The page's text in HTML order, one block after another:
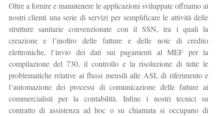
Oltre a fornire e manutenere le applicazioni sviluppate offriamo ai
nostri clienti una serie di servizi per semplificare le attività delle
strutture sanitarie convenzionate con il SSN, tra i quali la
creazione e l’inoltro delle fatture e delle note di credito
elettroniche, l’invio dei dati sui pagamenti al MEF per la
compilazione del 730, il controllo e la risoluzione di tutte le
problematiche relative ai flussi mensili alle ASL di riferimento e
l’automazione dei processi di comunicazione delle fatture ai
commercialisti per la contabilità. Infine i nostri tecnici su
contratto di assistenza ad hoc o su chiamata si occupano di